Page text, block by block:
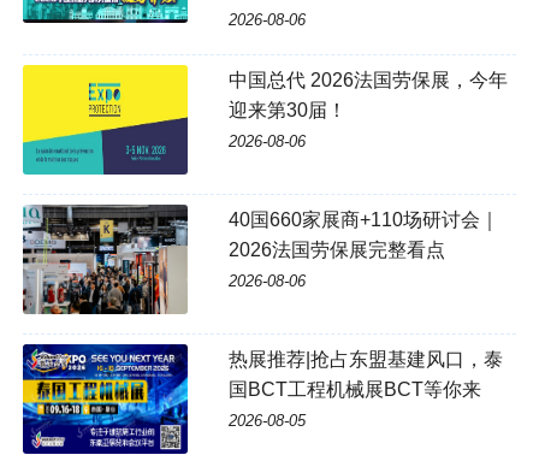
2026-08-06
中国总代 2026法国劳保展，今年
迎来第30届！
2026-08-06
40国660家展商+110场研讨会｜
2026法国劳保展完整看点
2026-08-06
热展推荐|抢占东盟基建风口，泰
国BCT工程机械展BCT等你来
2026-08-05